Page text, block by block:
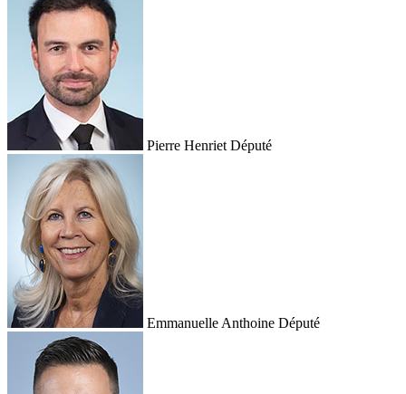
Pierre Henriet Député
Emmanuelle Anthoine Député